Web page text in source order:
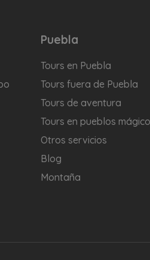
Puebla
Tours en Puebla
Tours fuera de Puebla
Tours de aventura
Tours en pueblos
Otros servicios
Blog
Montaña